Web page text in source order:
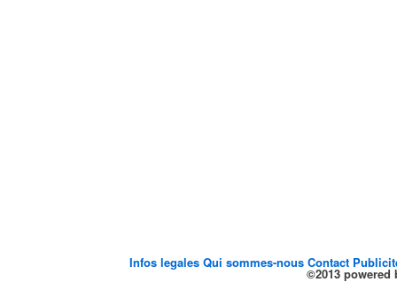
Infos legalesQui sommes-nousContact
©2013 powered